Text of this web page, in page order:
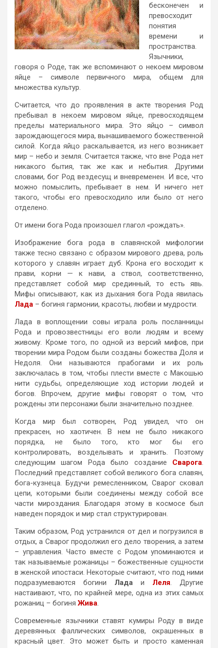
бесконечен и
превосходит
понятия
времени и
пространства.
Язычники,
говоря о Роде, так же вспоминают о некоем мировом
яйце – символе первичного мира, общем для
множества культур.
Считается, что до проявления в акте творения Род
пребывал в некоем мировом яйце, превосходящем
пределы материального мира. Это яйцо – символ
зарождающегося мира, вынашиваемого божественной
силой. Когда яйцо раскалывается, из него возникает
мир – небо и земля. Считается также, что вне Рода нет
никакого бытия, так же как и небытия. Другими
словами, бог Род вездесущ и вневременен. И все, что
можно помыслить, пребывает в нем. И ничего нет
такого, чтобы его превосходило или было от него
отделено.
От имени бога Рода произошел глагол «рождать».
Изображение бога рода в славянской мифологии
также тесно связано с образом мирового древа, роль
которого у славян играет дуб. Крона его восходит к
прави, корни — к нави, а ствол, соответственно,
представляет собой мир срединный, то есть явь.
Мифы описывают, как из дыхания бога Рода явилась
Лада – богиня гармонии, красоты, любви и мудрости.
Лада в воплощении совы играла роль посланницы
Рода и провозвестницы его воли людям и всему
живому. Кроме того, по одной из версий мифов, при
творении мира Родом были созданы божества Доля и
Недоля. Они называются прабогами и их роль
заключалась в том, чтобы плести вместе с Макошью
нити судьбы, определяющие ход истории людей и
богов. Впрочем, другие мифы говорят о том, что
рождены эти персонажи были значительно позднее.
Когда мир был сотворен, Род увидел, что он
прекрасен, но хаотичен. В нем не было никакого
порядка, не было того, кто мог бы его
контролировать, возделывать и хранить. Поэтому
следующим шагом Рода было создание Сварога.
Последний представляет собой великого бога славян,
бога-кузнеца. Будучи ремесленником, Сварог сковал
цепи, которыми были соединены между собой все
части мироздания. Благодаря этому в космосе был
наведен порядок и мир стал структурирован.
Таким образом, Род устранился от дел и погрузился в
отдых, а Сварог продолжил его дело творения, а затем
– управления. Часто вместе с Родом упоминаются и
так называемые рожаницы – божественные сущности
в женской ипостаси. Некоторые считают, что под ними
подразумеваются богини Лада и Леля. Другие
настаивают, что, по крайней мере, одна из этих самых
рожаниц – богиняЖива.
Современные язычники ставят кумиры Роду в виде
деревянных фаллических символов, окрашенных в
красный цвет. Это может быть и просто каменная